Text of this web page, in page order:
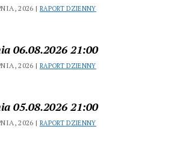
2026 | RAPORT DZIENNY
06.08.2026 21:00
2026 | RAPORT DZIENNY
05.08.2026 21:00
2026 | RAPORT DZIENNY